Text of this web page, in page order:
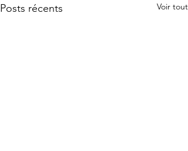
Posts récents Voir tout